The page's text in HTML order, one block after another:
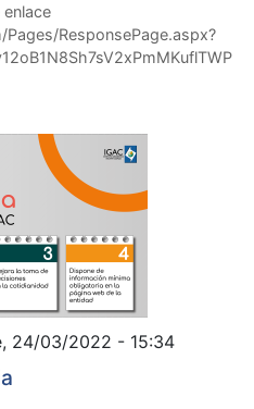
ResponsePage.aspx?
24/03/2022 - 15:34